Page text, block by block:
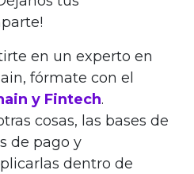
en un experto en
fórmate con el
y Fintech.
cosas, las bases de
de pago y
dentro de